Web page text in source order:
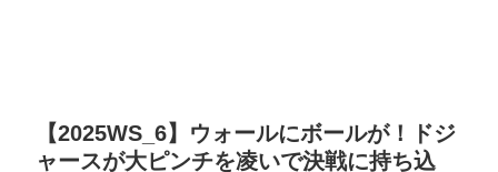
【2025WS_6】ウォールにボールが！ドジ
ャースが大ピンチを凌いで決戦に持ち込